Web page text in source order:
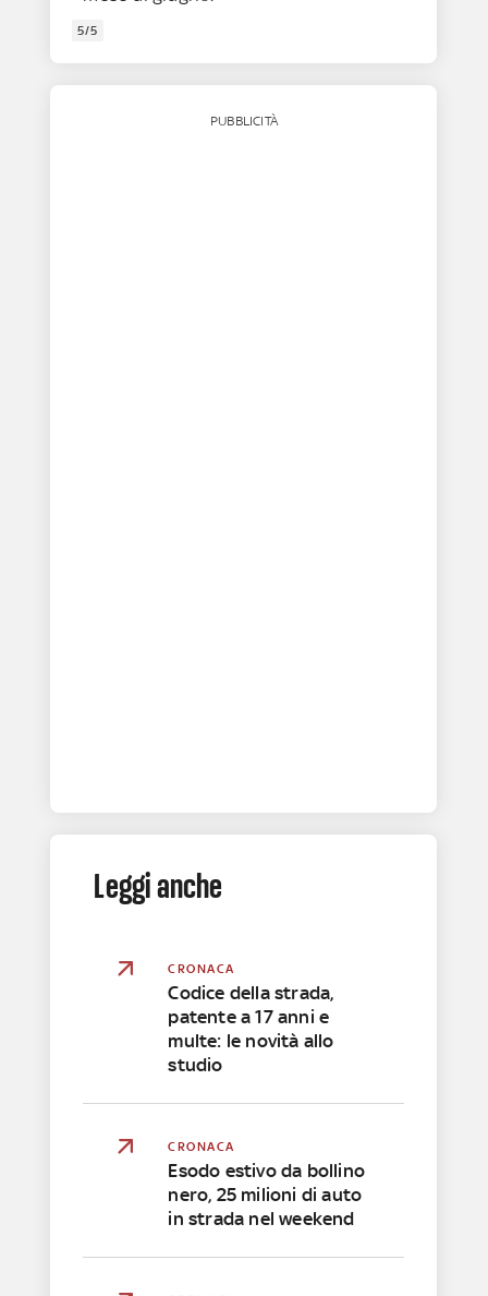
5/5
PUBBLICITÀ
Leggi anche
CRONACA
Codice della strada,
patente a 17 anni e
multe: le novità allo
studio
CRONACA
Esodo estivo da bollino
nero, 25 milioni di auto
in strada nel weekend